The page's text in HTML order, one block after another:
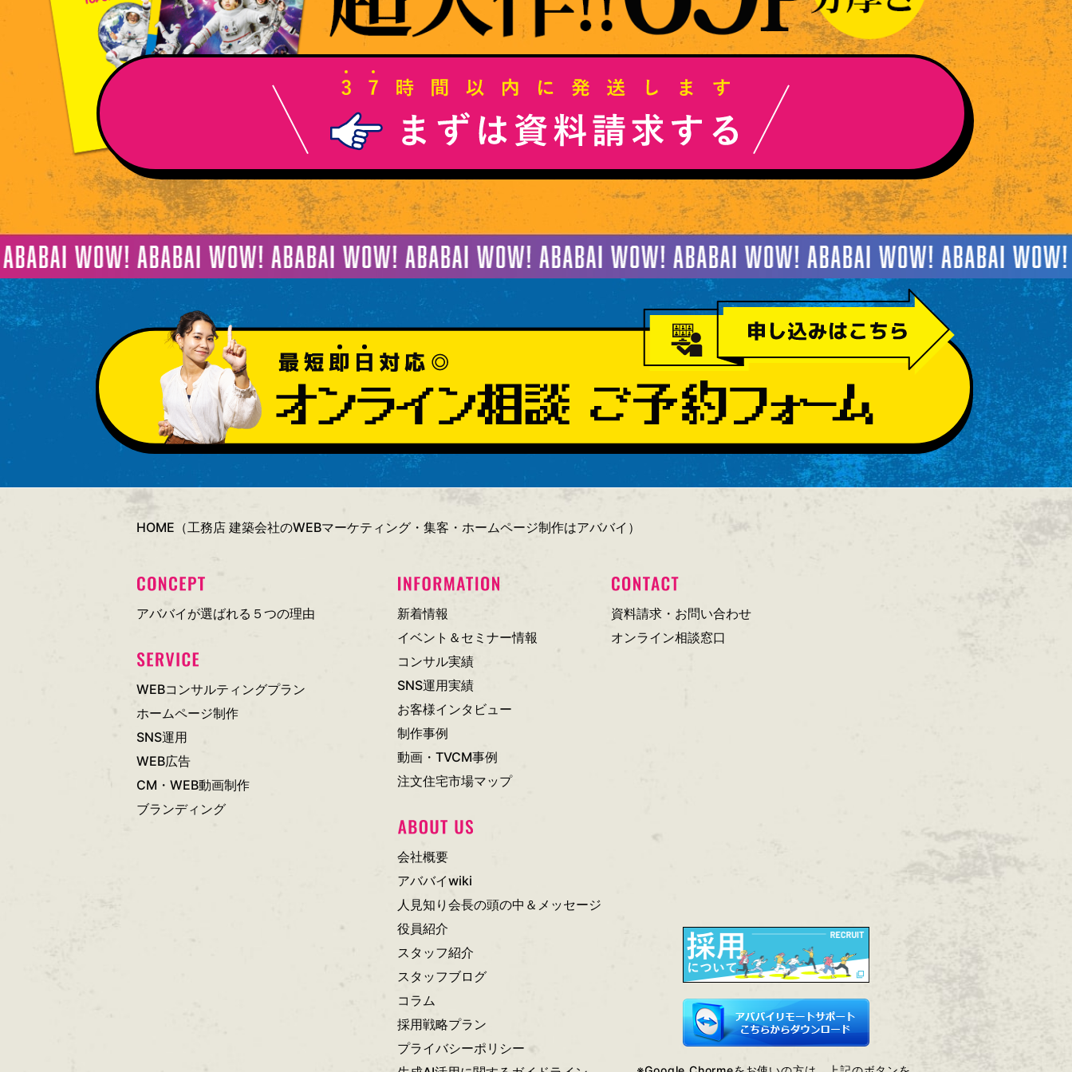
HOME（工務店 建築会社のWEBマーケティング・集客・ホームページ制作はアババイ）
アババイが選ばれる５つの理由
WEBコンサルティングプラン
ホームページ制作
SNS運用
WEB広告
CM・WEB動画制作
ブランディング
新着情報
イベント＆セミナー情報
コンサル実績
SNS運用実績
お客様インタビュー
制作事例
動画・TVCM事例
注文住宅市場マップ
会社概要
アババイwiki
人見知り会長の頭の中＆メッセージ
役員紹介
スタッフ紹介
スタッフブログ
コラム
採用戦略プラン
プライバシーポリシー
資料請求・お問い合わせ
オンライン相談窓口